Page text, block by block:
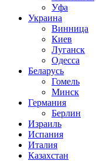
Уфа
Украина
Винница
Киев
Луганск
Одесса
Беларусь
Гомель
Минск
Германия
Берлин
Израиль
Испания
Италия
Казахстан